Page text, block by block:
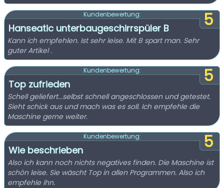
5
Kundenbewertung:
Hanseatic unterbaugeschirrspüler B
Kann ich empfehlen. Ist sehr leise. Mit B spart man. Sehr
guter Artikel .
5
Kundenbewertung:
Top zufrieden
Schell geliefert...selbst schnell angeschlossen und getestet.
Sieht schick aus und mach was es soll. Ich empfehle die
Maschine gerne weiter.
5
Kundenbewertung:
Wie beschrieben
Also ich kann noch nichts negatives finden. Die Maschine ist
schön leise. Sie wäscht Top in allen Programmen. Also ich
empfehle ihn.